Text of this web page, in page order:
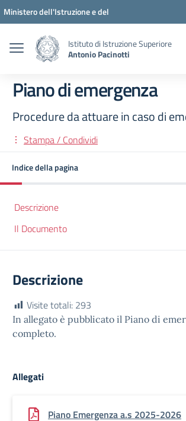
Vai ai contenuti
Vai al menu di navigazione
Vai al footer
Ministero dell'Istruzione e del
Istituto di Istruzione Superiore
Antonio Pacinotti
Piano di emergenza
Procedure da attuare in caso di
Stampa / Condividi
Indice della pagina
Descrizione
Il Documento
Descrizione
Visite totali: 293
In allegato è pubblicato il Piano di
completo.
Allegati
Piano Emergenza a.s 2025-2026